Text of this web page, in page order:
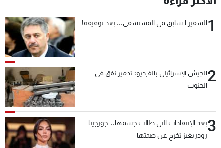
1السفير السابق في المستشفى... بعد توقيفه!
2الجيش الإسرائيلي بالفيديو: تدمير نفق في
الجنوب
3بعد الإنتقادات التي طالت جسمها... جورجينا
رودريغيز تخرج عن صمتها